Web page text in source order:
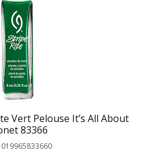
Vert Pelouse It’s All About
83366
019965833660